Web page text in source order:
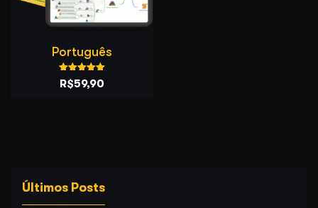
Português
Avaliação
5.00
O
R$59,90
O
Últimos Posts